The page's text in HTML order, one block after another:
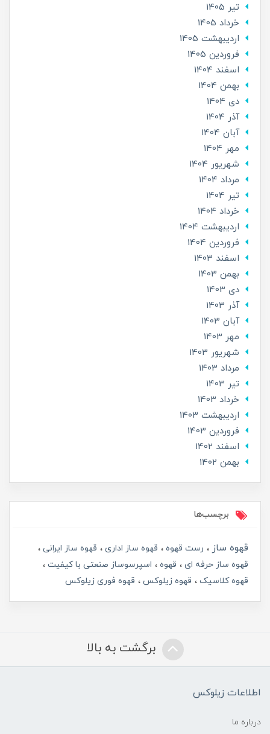
تير 1405
خرداد 1405
ارديبهشت 1405
فروردین 1405
اسفند 1404
بهمن 1404
دی 1404
آذر 1404
آبان 1404
مهر 1404
شهریور 1404
مرداد 1404
تير 1404
خرداد 1404
ارديبهشت 1404
فروردین 1404
اسفند 1403
بهمن 1403
دی 1403
آذر 1403
آبان 1403
مهر 1403
شهریور 1403
مرداد 1403
تير 1403
خرداد 1403
ارديبهشت 1403
فروردین 1403
اسفند 1402
بهمن 1402
برچسب‌ها
قهوه ساز رست قهوه قهوه ساز اداری
قهوه ساز ایرانی
قهوه ساز حرفه ای
قهوه
اسپرسوساز صنعتی با کیفیت
قهوه کلاسیک
قهوه زیلوکس قهوه فوری زیلوکس
برگشت به بالا
اطلاعات زیلوکس
درباره ما